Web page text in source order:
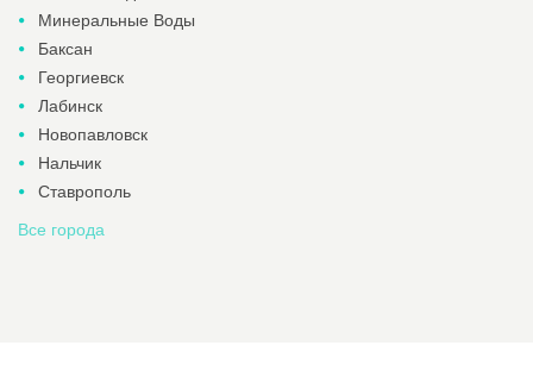
Минеральные Воды
Баксан
Георгиевск
Лабинск
Новопавловск
Нальчик
Ставрополь
Все города